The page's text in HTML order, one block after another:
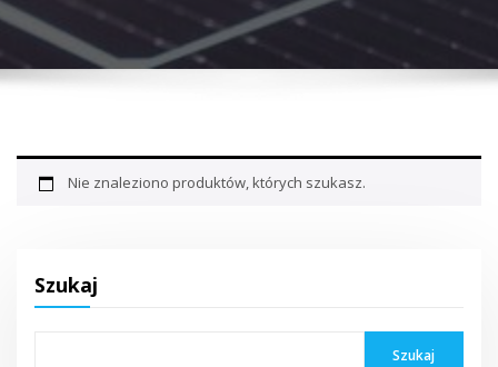
Nie znaleziono produktów, których szukasz.
Szukaj
Szukaj